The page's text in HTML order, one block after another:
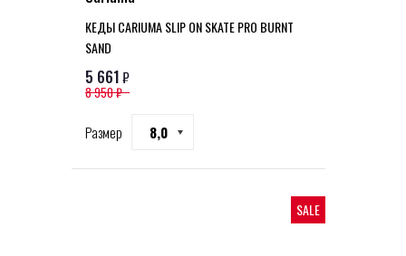
КЕДЫ CARIUMA SLIP ON SKATE PRO BURNT
SAND
5 661₽
8 950 ₽
Размер 8,0
SALE